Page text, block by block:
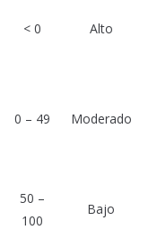
< 0 Alto
0 – 49 Moderado
50 –
100
Bajo